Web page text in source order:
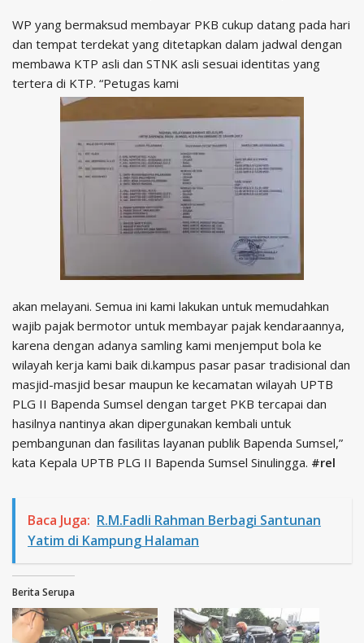
WP yang bermaksud membayar PKB cukup datang pada hari
dan tempat terdekat yang ditetapkan dalam jadwal dengan
membawa KTP asli dan STNK asli sesuai identitas yang
tertera di KTP. “Petugas kami
akan melayani. Semua ini kami lakukan untuk memudahkan
wajib pajak bermotor untuk membayar pajak kendaraannya,
karena dengan adanya samling kami menjemput bola ke
wilayah kerja kami baik di.kampus pasar pasar tradisional dan
masjid-masjid besar maupun ke kecamatan wilayah UPTB
PLG II Bapenda Sumsel dengan target PKB tercapai dan
hasilnya nantinya akan dipergunakan kembali untuk
pembangunan dan fasilitas layanan publik Bapenda Sumsel,”
kata Kepala UPTB PLG II Bapenda Sumsel Sinulingga. #rel
Baca Juga: R.M.Fadli Rahman Berbagi Santunan
Yatim di Kampung Halaman
Berita Serupa